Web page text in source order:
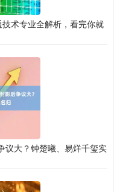
术专业全解析，看完你就
议大？钟楚曦、易烊千玺实